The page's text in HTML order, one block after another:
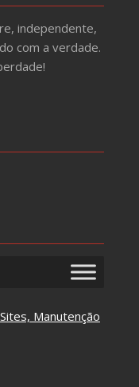
independente,
com a verdade.
Manutenção